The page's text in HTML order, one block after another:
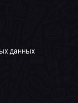
данных